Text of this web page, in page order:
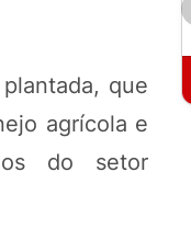
que
agrícola e
do setor